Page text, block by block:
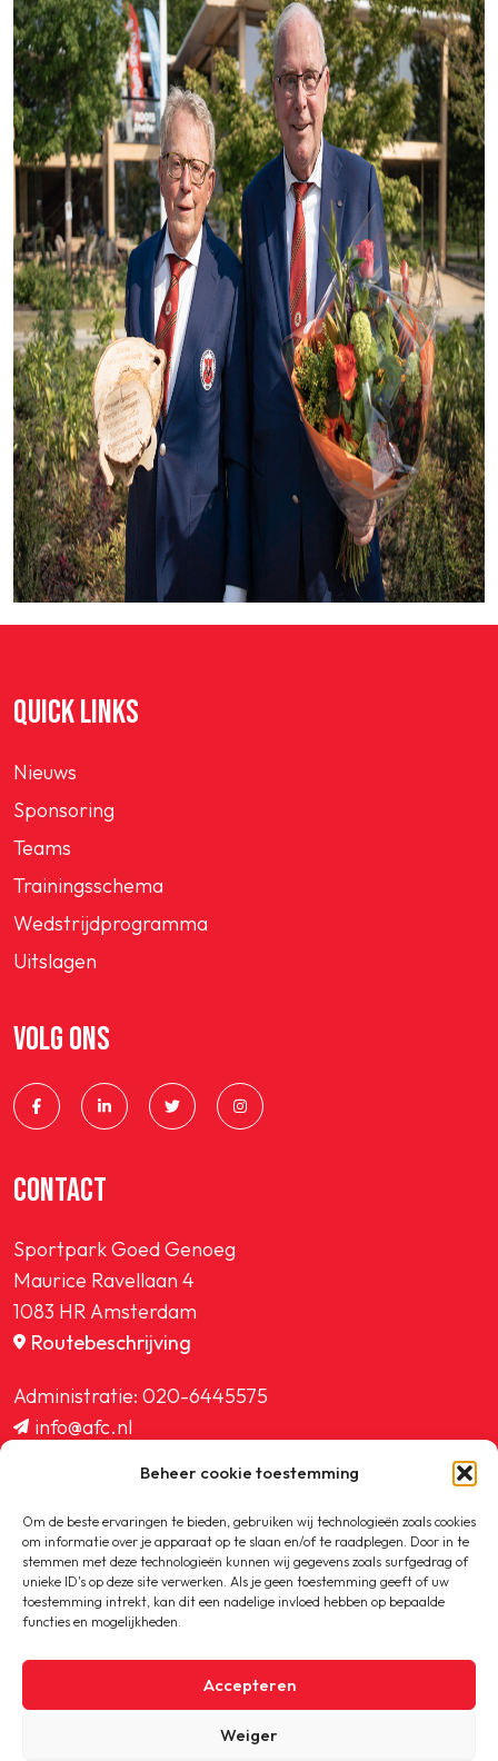
Beheer cookie toestemming
Om de beste ervaringen te bieden, gebruiken wij technologieën zoals cookies
om informatie over je apparaat op te slaan en/of te raadplegen. Door in te
stemmen met deze technologieën kunnen wij gegevens zoals surfgedrag of
unieke ID's op deze site verwerken. Als je geen toestemming geeft of uw
toestemming intrekt, kan dit een nadelige invloed hebben op bepaalde
functies en mogelijkheden.
Accepteren
Weiger
QUICK LINKS
Nieuws
Sponsoring
Teams
Trainingsschema
Wedstrijdprogramma
Uitslagen
VOLG ONS
CONTACT
Sportpark Goed Genoeg
Maurice Ravellaan 4
1083 HR Amsterdam
Routebeschrijving
Administratie: 020-6445575
info@afc.nl
ledenadministratie@afc.nl
Copyright © 2020-2026 AFC
Privacybeleid